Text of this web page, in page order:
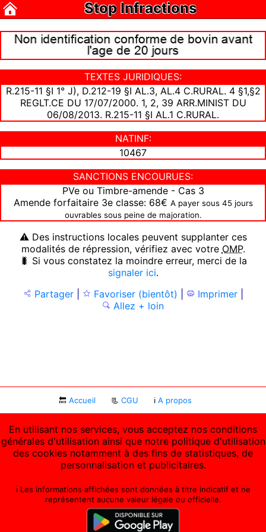
Stop Infractions
TEXTES JURIDIQUES:
R.215-11 §I 1° J), D.212-19 §I AL.3, AL.4 C.RURAL. 4 §1,§2
REGLT.CE DU 17/07/2000. 1, 2, 39 ARR.MINIST DU
06/08/2013. R.215-11 §I AL.1 C.RURAL.
NATINF:
10467
SANCTIONS ENCOURUES:
PVe ou Timbre-amende - Cas 3
Amende forfaitaire 3e classe: 68€ A payer sous 45 jours
ouvrables sous peine de majoration.
⚠ Des instructions locales peuvent supplanter ces
modalités de répression, vérifiez avec votre OMP.
🐛 Si vous constatez la moindre erreur, merci de la
signaler ici.
Partager| Favoriser (bientôt) Imprimer|
Allez + loin
🔙 Accueil 📃 CGU ℹ A propos
En utilisant nos services, vous acceptez nos conditions
générales d'utilisation ainsi que notre politique d'utilisation
des cookies notamment à des fins de statistiques, de
personnalisation et publicitaires.
ℹ️ Les informations affichées sont données à titre indicatif et ne
représentent aucune valeur légale ou officielle.